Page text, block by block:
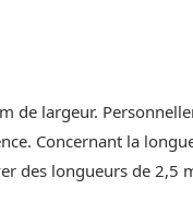
de largeur.
Concernant la
des longueurs de 2,5